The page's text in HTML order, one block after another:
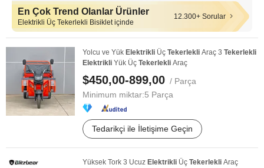
En Çok Trend Olanlar Ürünler
Elektrikli Üç Tekerlekli Bisiklet içinde
12.300+ Sorular
Yolcu ve Yük Elektrikli Üç Tekerlekli Araç 3 Tekerlekli
Elektrikli Yük Üç Tekerlekli Araç
$450,00-899,00 / Parça
Minimum miktar:5 Parça
Tedarikçi ile İletişime Geçin
Yüksek Tork 3 Ucuz Elektrikli Üç Tekerlekli Araç